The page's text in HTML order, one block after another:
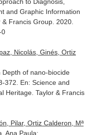
and Graphic Information
Francis Group. 2020.
0
Nicolás, Ginés, Ortiz
of nano-biocide
372. En: Science and
Heritage. Taylor & Francis
Pilar, Ortiz Calderon, Mª
Ana Paula: